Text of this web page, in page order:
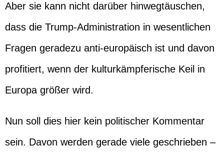
Aber sie kann nicht darüber hinwegtäuschen,
dass die Trump-Administration in wesentlichen
Fragen geradezu anti-europäisch ist und davon
profitiert, wenn der kulturkämpferische Keil in
Europa größer wird.
Nun soll dies hier kein politischer Kommentar
sein. Davon werden gerade viele geschrieben –